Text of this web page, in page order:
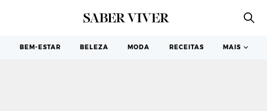
BEM-ESTAR BELEZA MODA RECEITAS MAIS
FRUTA E LEGUMES